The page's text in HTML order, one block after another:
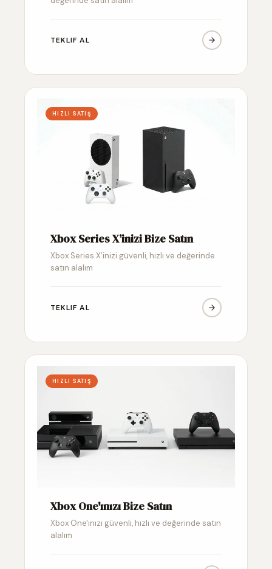
TEKLIF AL
HIZLI SATIŞ
Xbox Series X’inizi Bize Satın
Xbox Series X’inizi güvenli, hızlı ve değerinde
satın alalım
TEKLIF AL
HIZLI SATIŞ
Xbox One'ınızı Bize Satın
Xbox One'ınızı güvenli, hızlı ve değerinde satın
alalım